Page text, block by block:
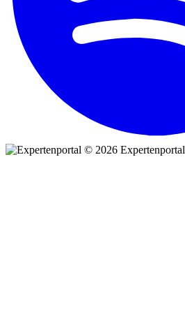
© 2026 Expertenportal